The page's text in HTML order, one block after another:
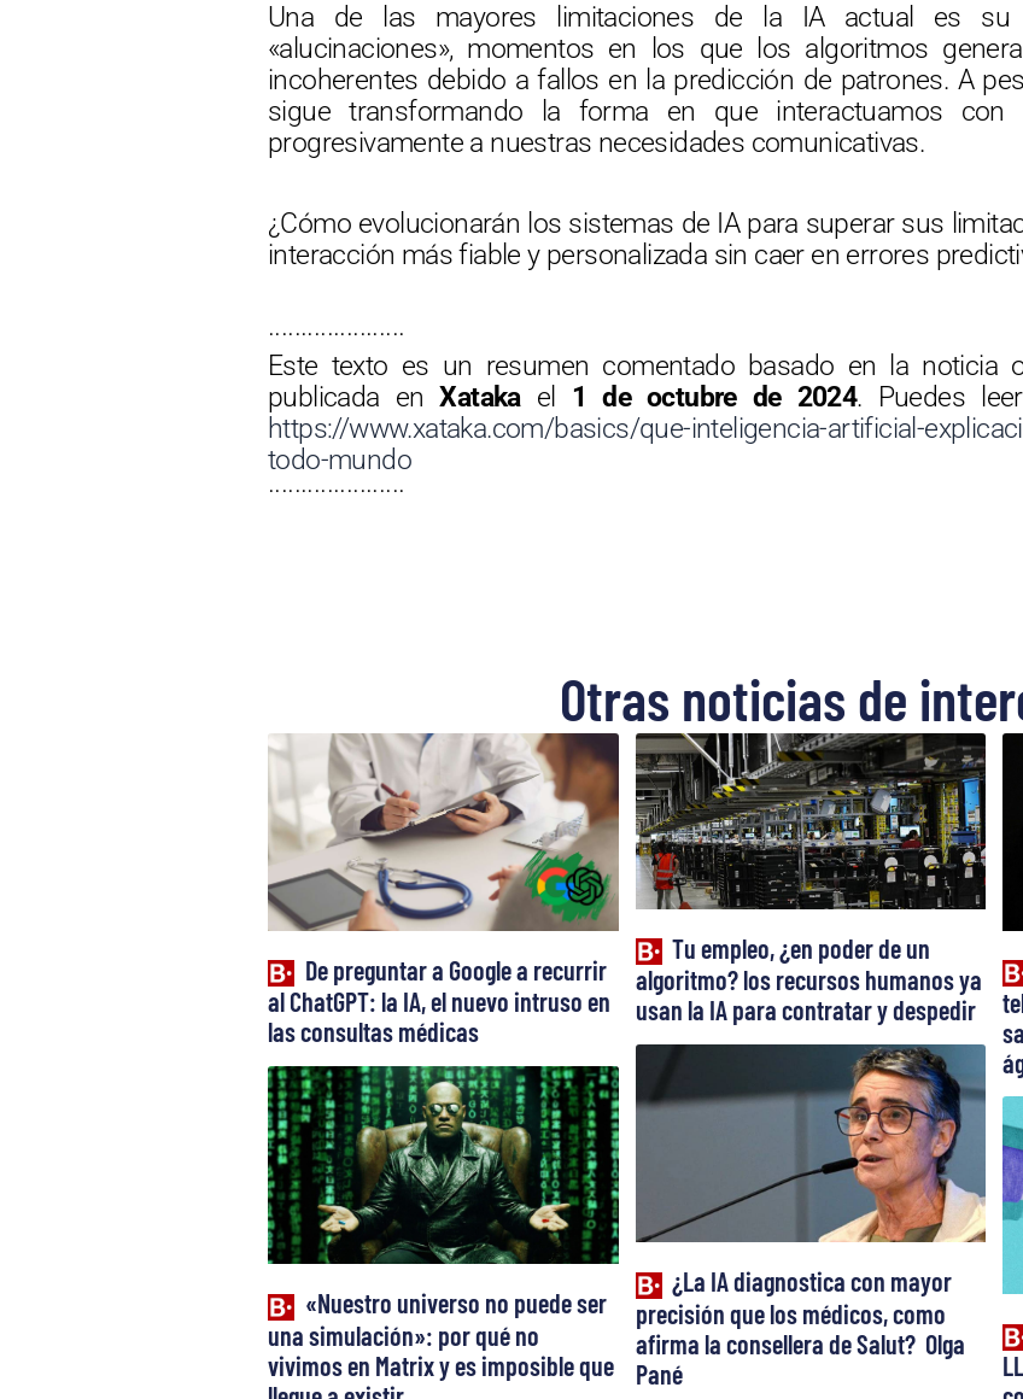
Una de las mayores limitaciones de la IA actual es su
«alucinaciones», momentos en los que los algoritmos
incoherentes debido a fallos en la predicción de patrones. A
sigue transformando la forma en que interactuamos con
progresivamente a nuestras necesidades comunicativas.
¿Cómo evolucionarán los sistemas de IA para superar sus
interacción más fiable y personalizada sin caer en errores
·····················
Este texto es un resumen comentado basado en la noticia
publicada enXatakael 1 de octubre de 2024. Puedes
https://www.xataka.com/basics/que-inteligencia-artificial-
todo-mundo
·····················
Otras noticias de
De preguntar a Google a recurrir
al ChatGPT: la IA, el nuevo intruso en
las consultas médicas
Tu empleo, ¿en poder de un
algoritmo? los recursos humanos ya
usan la IA para contratar y despedir
«Nuestro universo no puede ser
una simulación»: por qué no
vivimos en Matrix y es imposible que
¿La IA diagnostica con mayor
precisión que los médicos, como
afirma la consellera de Salut? Olga
Pané